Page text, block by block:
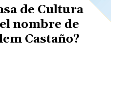
de Cultura
nombre de
Castaño?